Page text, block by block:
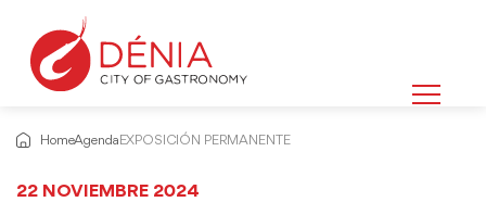
HomeAgenda EXPOSICIÓN PERMANENTE
22 NOVIEMBRE 2024